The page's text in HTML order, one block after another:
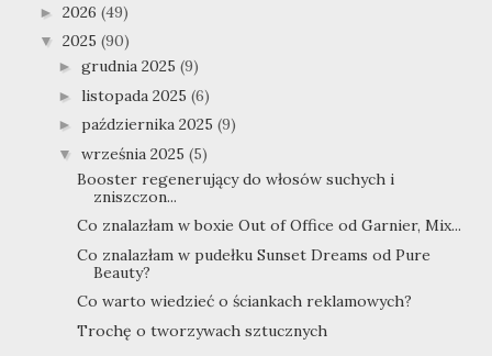
► 2026 (49)
▼ 2025 (90)
► grudnia 2025 (9)
► listopada 2025 (6)
► października 2025 (9)
▼ września 2025 (5)
Booster regenerujący do włosów suchych i
zniszczon...
Co znalazłam w boxie Out of Office od Garnier, Mix...
Co znalazłam w pudełku Sunset Dreams od Pure
Beauty?
Co warto wiedzieć o ściankach reklamowych?
Trochę o tworzywach sztucznych